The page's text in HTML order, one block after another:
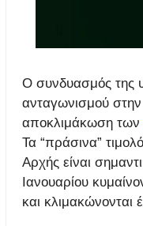
Ο συνδυασμός της
ανταγωνισμού
αποκλιμάκωση των
Τα “πράσινα”
Αρχής είναι
Ιανουαρίου
και κλιμακώνονται